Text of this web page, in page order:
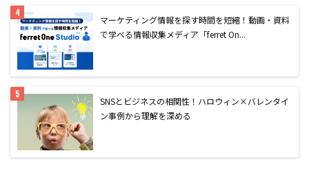
マーケティング情報を探す時間を短縮！動画・資料
で学べる情報収集メディア「ferret On...
SNSとビジネスの相関性！ハロウィン×バレンタイ
ン事例から理解を深める